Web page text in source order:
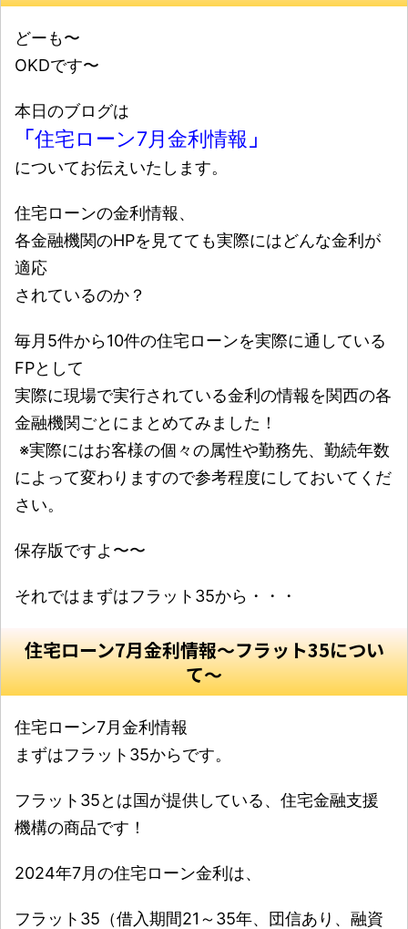
どーも〜
OKDです〜
本日のブログは
「住宅ローン7月金利情報 」
についてお伝えいたします。
住宅ローンの金利情報、
各金融機関のHPを見てても実際にはどんな金利が
適応
されているのか？
毎月5件から10件の住宅ローンを実際に通している
FPとして
実際に現場で実行されている金利の情報を関西の各
金融機関ごとにまとめてみました！
※実際にはお客様の個々の属性や勤務先、勤続年数
によって変わりますので参考程度にしておいてくだ
さい。
保存版ですよ〜〜
それではまずはフラット35から・・・
住宅ローン7月金利情報〜フラット35につい
て〜
住宅ローン7月金利情報
まずはフラット35からです。
フラット35とは国が提供している、住宅金融支援
機構の商品です！
2024年7月の住宅ローン金利は、
フラット35（借入期間21～35年、団信あり、融資